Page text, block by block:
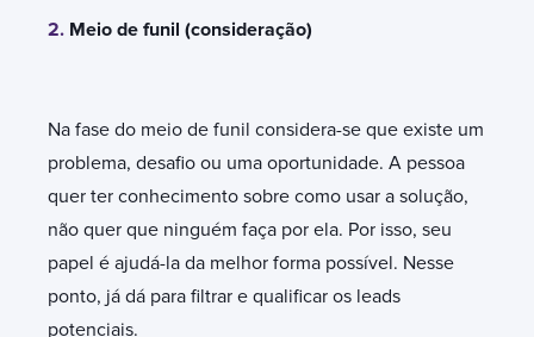
2. Meio de funil (consideração)
Na fase do meio de funil considera-se que existe um
problema, desafio ou uma oportunidade. A pessoa
quer ter conhecimento sobre como usar a solução,
não quer que ninguém faça por ela. Por isso, seu
papel é ajudá-la da melhor forma possível. Nesse
ponto, já dá para filtrar e qualificar os leads
potenciais.